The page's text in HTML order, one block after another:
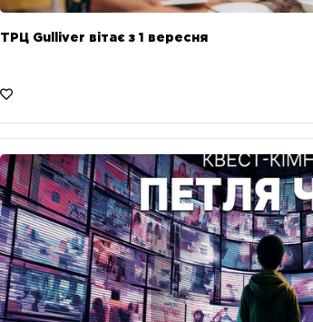
ТРЦ Gulliver вітає з 1 вересня